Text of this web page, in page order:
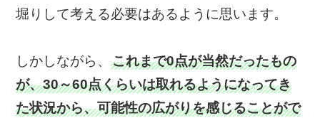
堀りして考える必要はあるように思います。
しかしながら、これまで0点が当然だったもの
が、30～60点くらいは取れるようになってき
た状況から、可能性の広がりを感じることがで